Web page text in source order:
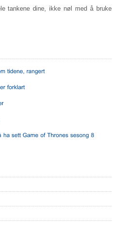
tankene dine, ikke nøl med å bruke